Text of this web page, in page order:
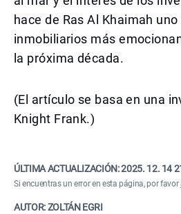
hace de Ras Al Khaimah
inmobiliarios más
la próxima década.
(El artículo se basa en una
Knight Frank.)
ÚLTIMA ACTUALIZACIÓN:2025. 12. 14
Si encuentras un error en esta página, por favor
AUTOR: ZOLTÁN EGRI